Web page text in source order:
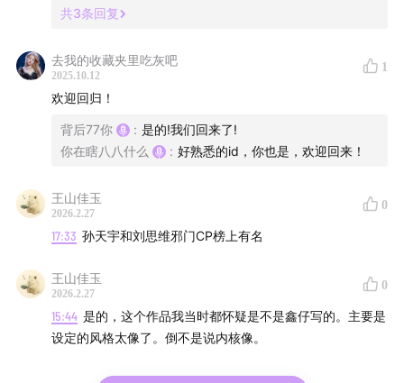
共3条回复
去我的收藏夹里吃灰吧
2025.10.12
1
欢迎回归！
背后77你 : 是的!我们回来了!
你在瞎八八什么
: 好熟悉的id，你也是，欢迎回来！
王山佳玉
2026.2.27
0
17:33 孙天宇和刘思维邪门CP榜上有名
王山佳玉
2026.2.27
0
15:44 是的，这个作品我当时都怀疑是不是鑫仔写的。主要是
设定的风格太像了。倒不是说内核像。